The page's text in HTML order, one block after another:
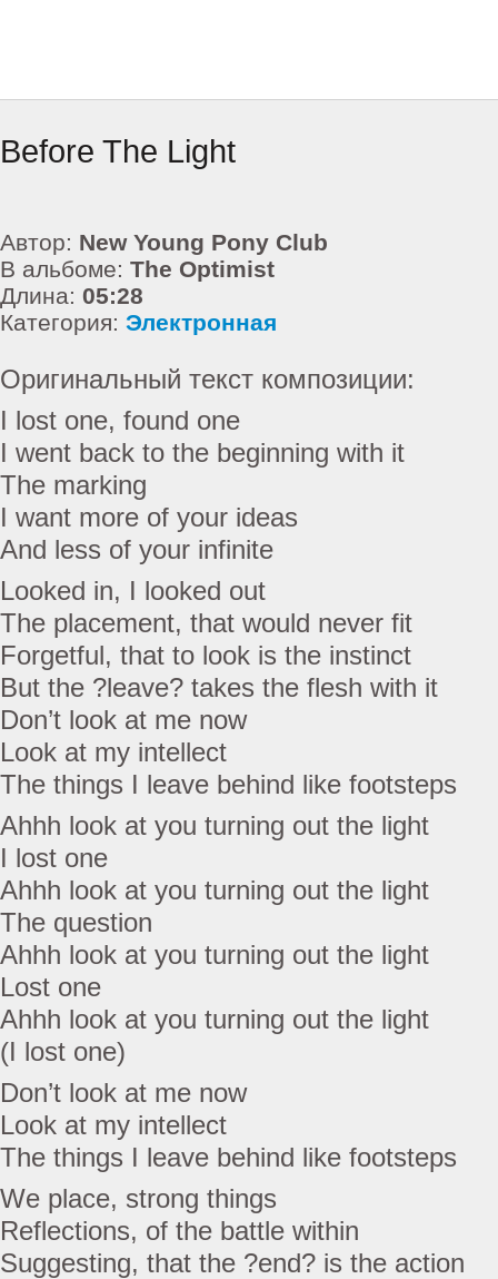
Before The Light
Автор: New Young Pony Club
В альбоме: The Optimist
Длина: 05:28
Категория: Электронная
Оригинальный текст композиции:
I lost one, found one
I went back to the beginning with it
The marking
I want more of your ideas
And less of your infinite
Looked in, I looked out
The placement, that would never fit
Forgetful, that to look is the instinct
But the ?leave? takes the flesh with it
Don’t look at me now
Look at my intellect
The things I leave behind like footsteps
Ahhh look at you turning out the light
I lost one
Ahhh look at you turning out the light
The question
Ahhh look at you turning out the light
Lost one
Ahhh look at you turning out the light
(I lost one)
Don’t look at me now
Look at my intellect
The things I leave behind like footsteps
We place, strong things
Reflections, of the battle within
Suggesting, that the ?end? is the action